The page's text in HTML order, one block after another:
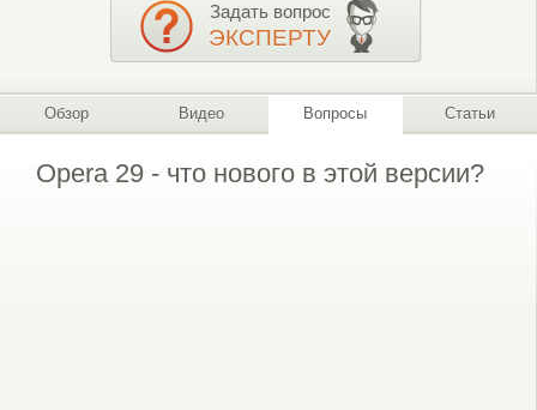
Задать вопрос
ЭКСПЕРТУ
Обзор Видео Вопросы Статьи
Opera 29 - что нового в этой версии?